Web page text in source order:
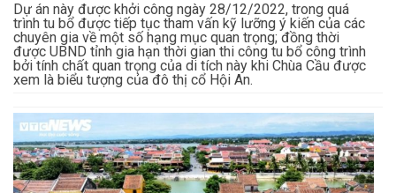
Dự án này được khởi công ngày 28/12/2022, trong quá
trình tu bổ được tiếp tục tham vấn kỹ lưỡng ý kiến của các
chuyên gia về một số hạng mục quan trọng; đồng thời
được UBND tỉnh gia hạn thời gian thi công tu bổ công trình
bởi tính chất quan trọng của di tích này khi Chùa Cầu được
xem là biểu tượng của đô thị cổ Hội An.